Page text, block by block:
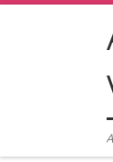
Saltar al